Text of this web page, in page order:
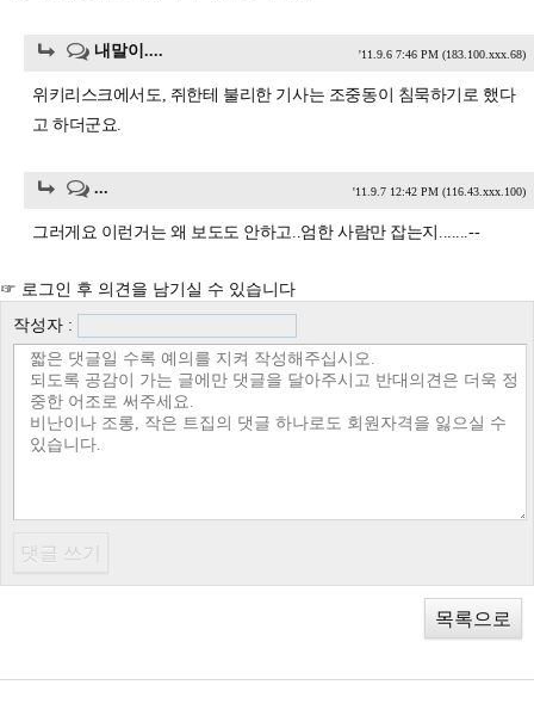
내말이.... '11.9.6 7:46 PM (183.100.xxx.68)
위키리스크에서도, 쥐한테 불리한 기사는 조중동이 침묵하기로 했다
고 하더군요.
... '11.9.7 12:42 PM (116.43.xxx.100)
그러게요 이런거는 왜 보도도 안하고..엄한 사람만 잡는지.......--
☞ 로그인 후 의견을 남기실 수 있습니다
작성자 :
목록으로